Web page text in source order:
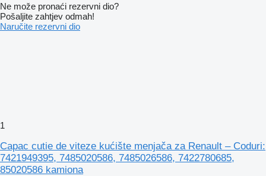
Ne može pronaći rezervni dio?
Pošaljite zahtjev odmah!
Naručite rezervni dio
1
Capac cutie de viteze kućište menjača za Renault – Coduri:
7421949395, 7485020586, 7485026586, 7422780685,
85020586 kamiona